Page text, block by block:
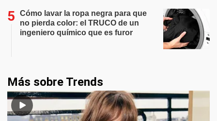
Cómo lavar la ropa negra para que
no pierda color: el TRUCO de un
ingeniero químico que es furor
Más sobre Trends